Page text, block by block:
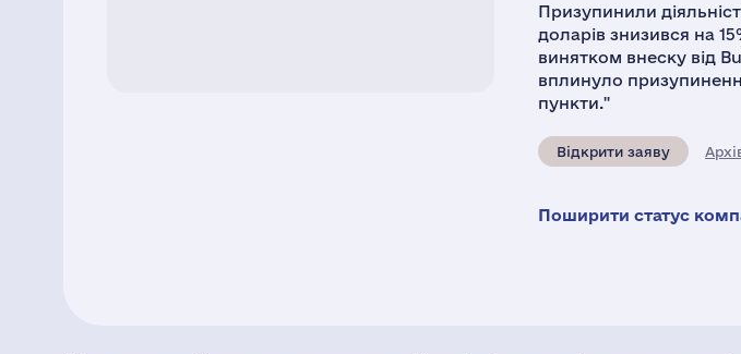
Призупинили
доларів знизився на
винятком внеску від
вплинуло
пункти."
Відкрити заяву
Поширити статус